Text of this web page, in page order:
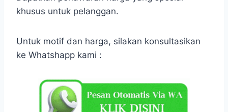
khusus untuk pelanggan.
Untuk motif dan harga, silakan konsultasikan
ke Whatshapp kami :